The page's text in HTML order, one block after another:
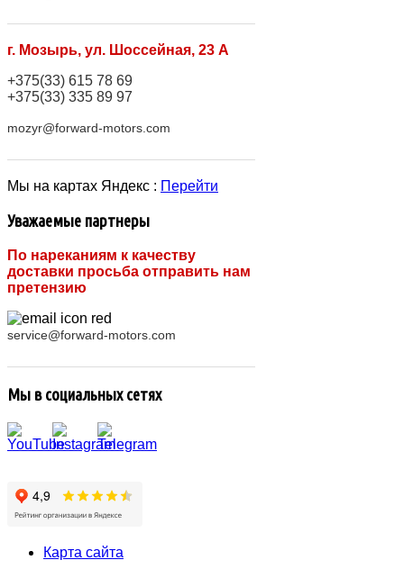
г. Мозырь, ул. Шоссейная, 23 А
+375(33) 615 78 69
+375(33) 335 89 97
mozyr@forward-motors.com
Мы на картах Яндекс : Перейти
Уважаемые партнеры
По нареканиям к качеству
доставки просьба отправить нам
претензию
service@forward-motors.com
Мы в социальных сетях
Карта сайта